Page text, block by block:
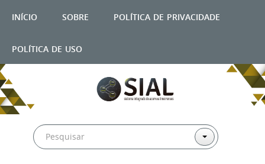
início sobre
política de privacidade
política de uso